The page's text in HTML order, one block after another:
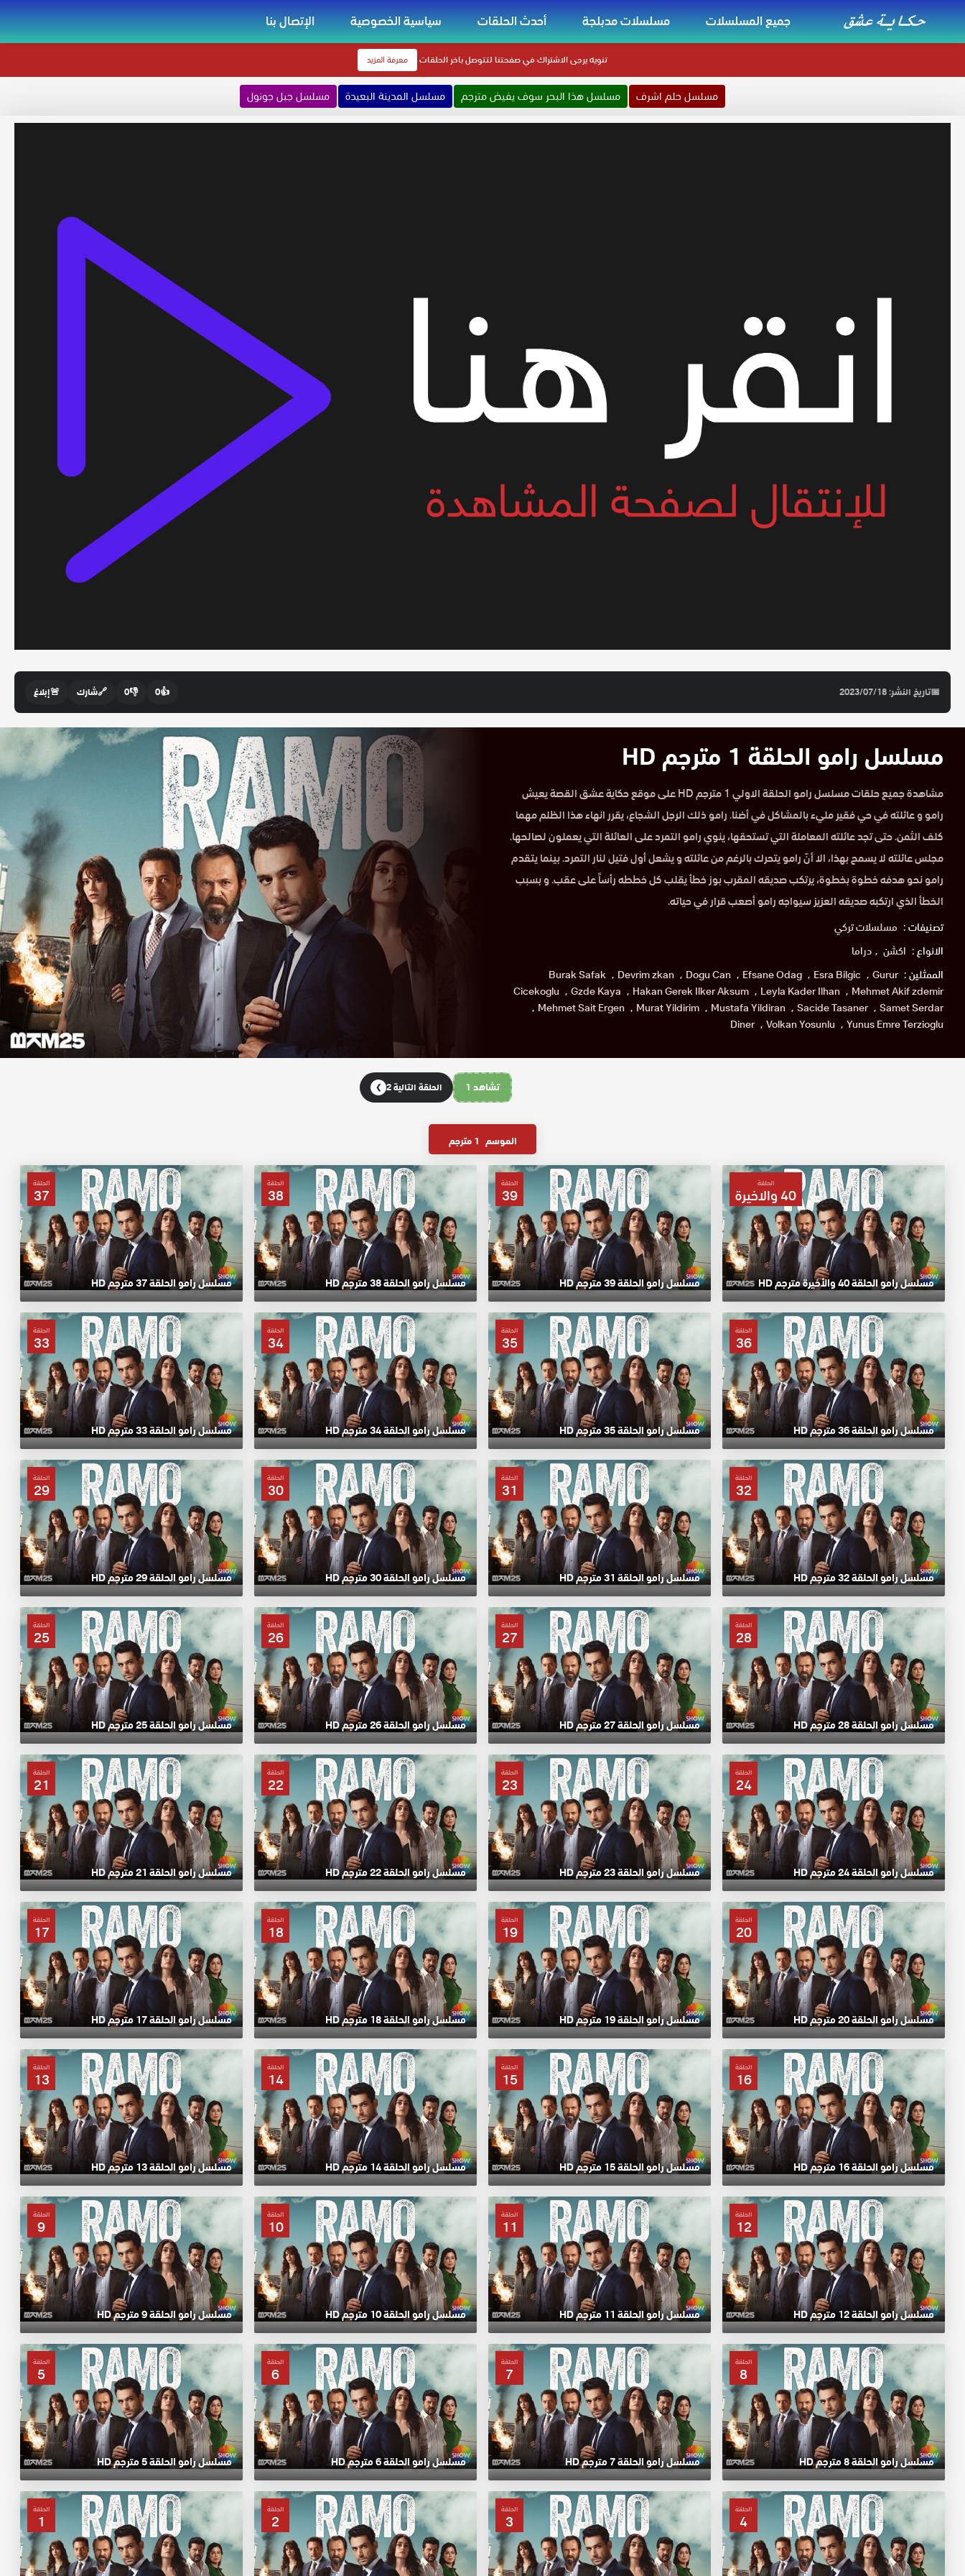
جميع المسلسلات مسلسلات مدبلجة أحدث الحلقات سياسية الخصوصية الإتصال بنا
تنويهيرجى الاشتراك في صفحتنا لتتوصل باخر الحلقات معرفة المزيد
مسلسل حلم اشرف مسلسل هذا البحر سوف يفيض مترجم مسلسل المدينة البعيدة مسلسل جبل جونول
📅تاريخ النشر: 2023/07/18 👍
0
👎
0
🔗شارك 🚨إبلاغ
مسلسل رامو الحلقة 1 مترجم HD
مشاهدة جميع حلقات مسلسل رامو الحلقة الاولي 1 مترجم HD على موقع حكاية عشق القصة يعيش
رامو و عائلته في حي فقير مليء بالمشاكل في أضنا. رامو ذلك الرجل الشجاع، يقرر انهاء هذا الظلم مهما
كلف الثمن. حتى تجد عائلته المعاملة التي تستحقها، ينوي رامو التمرد على العائلة التي يعملون لصالحها.
مجلس عائلته لا يسمح بهذا، الا أنّ رامو يتحرك بالرغم من عائلته و يشعل أول فتيل لنار التمرد. بينما يتقدم
رامو نحو هدفه خطوة بخطوة، يرتكب صديقه المقرب بوز خطأ يقلب كل خططه رأساً على عقب. و بسبب
الخطأ الذي ارتكبه صديقه العزيز سيواجه رامو أصعب قرار في حياته.
تصنيفات : مسلسلات تركي
الانواع : اكشن
دراما
الممثلين :
Burak Safak Devrim zkan Dogu Can Efsane Odag Esra Bilgic
Gurur
Cicekoglu
Gzde Kaya Hakan Gerek Ilker Aksum Leyla Kader Ilhan
Mehmet Akif zdemir
Mehmet Sait Ergen
Murat Yildirim Mustafa Yildiran Sacide Tasaner
Samet Serdar
Diner
Volkan Yosunlu Yunus Emre Terzioglu
تشاهد 1 الحلقة التالية 2 ❯
الموسم 1 مترجم
الحلقة
40 والاخيرة
مسلسل رامو الحلقة 40 والأخيرة مترجم HD
الحلقة
39
مسلسل رامو الحلقة 39 مترجم HD
الحلقة
38
مسلسل رامو الحلقة 38 مترجم HD
الحلقة
37
مسلسل رامو الحلقة 37 مترجم HD
الحلقة
36
مسلسل رامو الحلقة 36 مترجم HD
الحلقة
35
مسلسل رامو الحلقة 35 مترجم HD
الحلقة
34
مسلسل رامو الحلقة 34 مترجم HD
الحلقة
33
مسلسل رامو الحلقة 33 مترجم HD
الحلقة
32
مسلسل رامو الحلقة 32 مترجم HD
الحلقة
31
مسلسل رامو الحلقة 31 مترجم HD
الحلقة
30
مسلسل رامو الحلقة 30 مترجم HD
الحلقة
29
مسلسل رامو الحلقة 29 مترجم HD
الحلقة
28
مسلسل رامو الحلقة 28 مترجم HD
الحلقة
27
مسلسل رامو الحلقة 27 مترجم HD
الحلقة
26
مسلسل رامو الحلقة 26 مترجم HD
الحلقة
25
مسلسل رامو الحلقة 25 مترجم HD
الحلقة
24
مسلسل رامو الحلقة 24 مترجم HD
الحلقة
23
مسلسل رامو الحلقة 23 مترجم HD
الحلقة
22
مسلسل رامو الحلقة 22 مترجم HD
الحلقة
21
مسلسل رامو الحلقة 21 مترجم HD
الحلقة
20
مسلسل رامو الحلقة 20 مترجم HD
الحلقة
19
مسلسل رامو الحلقة 19 مترجم HD
الحلقة
18
مسلسل رامو الحلقة 18 مترجم HD
الحلقة
17
مسلسل رامو الحلقة 17 مترجم HD
الحلقة
16
مسلسل رامو الحلقة 16 مترجم HD
الحلقة
15
مسلسل رامو الحلقة 15 مترجم HD
الحلقة
14
مسلسل رامو الحلقة 14 مترجم HD
الحلقة
13
مسلسل رامو الحلقة 13 مترجم HD
الحلقة
12
مسلسل رامو الحلقة 12 مترجم HD
الحلقة
11
مسلسل رامو الحلقة 11 مترجم HD
الحلقة
10
مسلسل رامو الحلقة 10 مترجم HD
الحلقة
9
مسلسل رامو الحلقة 9 مترجم HD
الحلقة
8
مسلسل رامو الحلقة 8 مترجم HD
الحلقة
7
مسلسل رامو الحلقة 7 مترجم HD
الحلقة
6
مسلسل رامو الحلقة 6 مترجم HD
الحلقة
5
مسلسل رامو الحلقة 5 مترجم HD
الحلقة
4
الحلقة
3
الحلقة
2
الحلقة
1